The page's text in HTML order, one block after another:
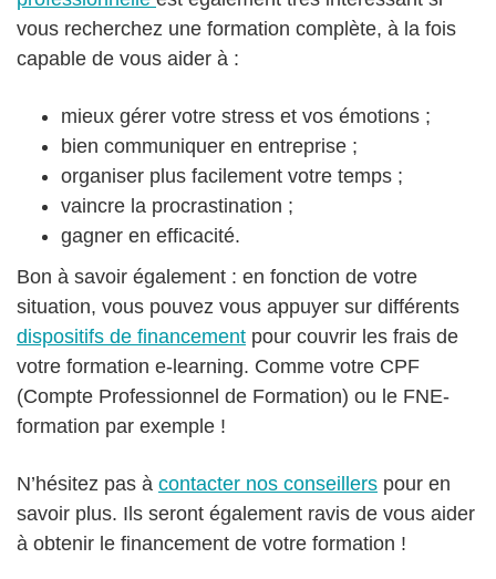
vous recherchez une formation complète, à la fois
capable de vous aider à :
mieux gérer votre stress et vos émotions ;
bien communiquer en entreprise ;
organiser plus facilement votre temps ;
vaincre la procrastination ;
gagner en efficacité.
Bon à savoir également : en fonction de votre
situation, vous pouvez vous appuyer sur différents
dispositifs de financement pour couvrir les frais de
votre formation e-learning. Comme votre CPF
(Compte Professionnel de Formation) ou le FNE-
formation par exemple !
N’hésitez pas à contacter nos conseillers pour en
savoir plus. Ils seront également ravis de vous aider
à obtenir le financement de votre formation !